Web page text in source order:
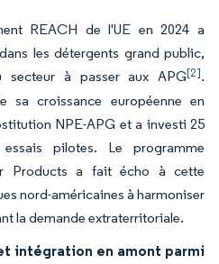
REACH de l'UE en 2024 a
les détergents grand public,
secteur à passer aux APG[2].
sa croissance européenne en
NPE-APG et a investi 25
pilotes. Le programme
Products a fait écho à cette
nord-américaines à harmoniser
la demande extraterritoriale.
intégration en amont parmi